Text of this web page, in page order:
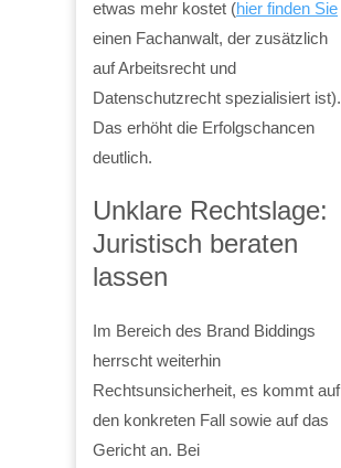
etwas mehr kostet (hier finden Sie
einen Fachanwalt, der zusätzlich
auf Arbeitsrecht und
Datenschutzrecht spezialisiert ist).
Das erhöht die Erfolgschancen
deutlich.
Unklare Rechtslage:
Juristisch beraten
lassen
Im Bereich des Brand Biddings
herrscht weiterhin
Rechtsunsicherheit, es kommt auf
den konkreten Fall sowie auf das
Gericht an. Bei